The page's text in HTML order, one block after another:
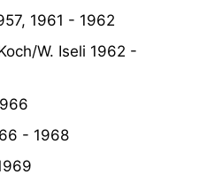
1961 - 1962
W. Iseli 1962 -
- 1968